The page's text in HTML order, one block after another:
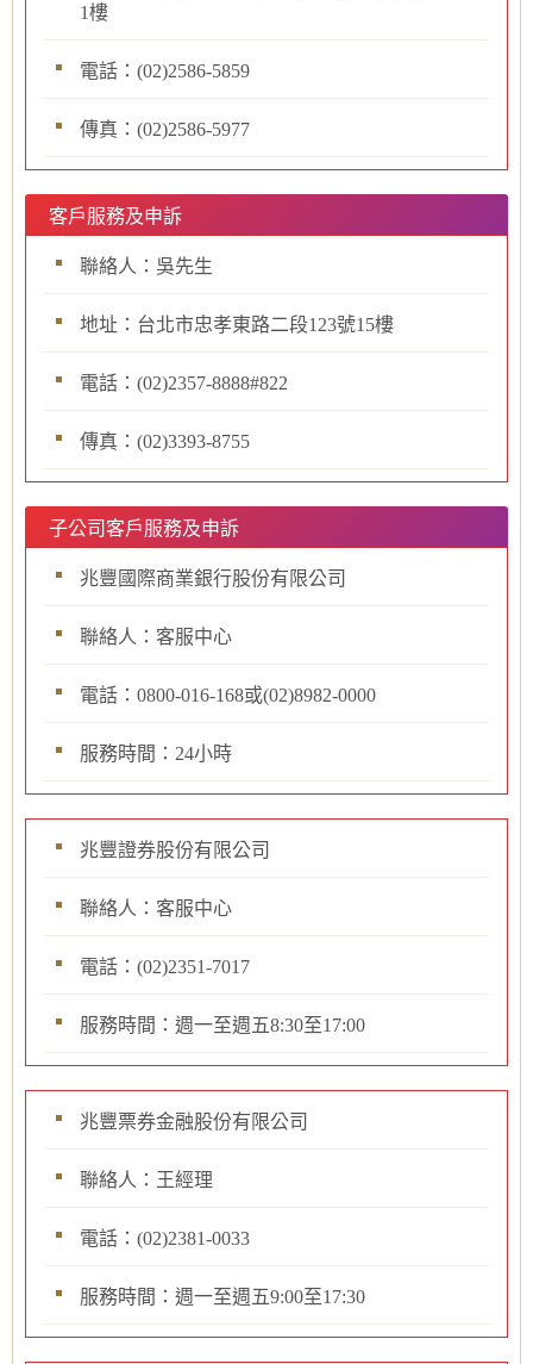
1樓
電話：(02)2586-5859
傳真：(02)2586-5977
客戶服務及申訴
聯絡人：吳先生
地址：台北市忠孝東路二段123號15樓
電話：(02)2357-8888#822
傳真：(02)3393-8755
子公司客戶服務及申訴
兆豐國際商業銀行股份有限公司
聯絡人：客服中心
電話：0800-016-168或(02)8982-0000
服務時間：24小時
兆豐證券股份有限公司
聯絡人：客服中心
電話：(02)2351-7017
服務時間：週一至週五8:30至17:00
兆豐票券金融股份有限公司
聯絡人：王經理
電話：(02)2381-0033
服務時間：週一至週五9:00至17:30